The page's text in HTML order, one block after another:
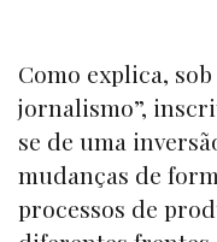
Como explica,
jornalismo”,
se de uma
mudanças de
processos de